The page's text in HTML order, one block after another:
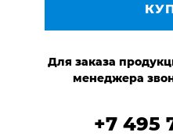
Для заказа
менеджера
+7 495